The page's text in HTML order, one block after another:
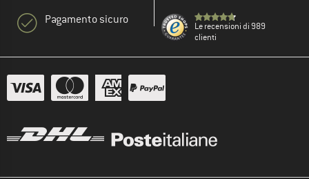
Pagamento sicuro
Le recensioni di 989
clienti